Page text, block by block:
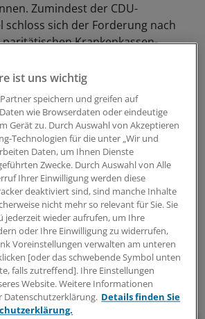
Zumindest der CDU-
sich der Forderung nach
Krankenkassen-
entgegen, der Arbeitgeberbeitrag
eingefroren worden. "Es geht um
Sie sichern Jobs in
die CSU-Politikerin. Zudem
die Finanzautonomie der
0
Bayern
Thema
ist uns wichtig
speichern und greifen auf
wie Browserdaten oder eindeutige
Gerät zu. Durch Auswahl von Akzeptieren
Technologien für die unter „Wir und
Daten, um Ihnen Dienste
Zwecke. Durch Auswahl von Alle
Ihrer Einwilligung werden diese
deaktiviert sind, sind manche Inhalte
nicht mehr so relevant für Sie. Sie
jederzeit wieder aufrufen, um Ihre
oder Ihre Einwilligung zu widerrufen,
Voreinstellungen verwalten am unteren
[oder das schwebende Symbol unten
falls zutreffend]. Ihre Einstellungen
Website. Weitere Informationen
Datenschutzerklärung. Details finden Sie